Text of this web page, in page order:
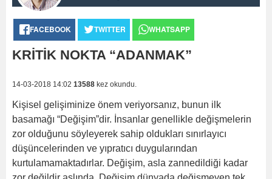
FACEBOOK TWITTER WHATSAPP
KRİTİK NOKTA “ADANMAK”
14-03-2018 14:02 13588 kez okundu.
Kişisel gelişiminize önem veriyorsanız, bunun ilk
basamağı “Değişim”dir. İnsanlar genellikle değişmelerin
zor olduğunu söyleyerek sahip oldukları sınırlayıcı
düşüncelerinden ve yıpratıcı duygularından
kurtulamamaktadırlar. Değişim, asla zannedildiği kadar